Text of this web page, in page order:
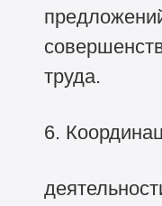
труда.
6.